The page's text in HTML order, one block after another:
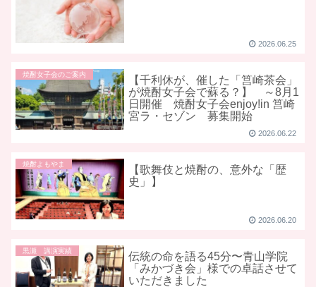
2026.06.25
焼酎女子会のご案内
【千利休が、催した「筥崎茶会」
が焼酎女子会で蘇る？】 ～8月1
日開催 焼酎女子会enjoy!in 筥崎
宮ラ・セゾン 募集開始
2026.06.22
焼酎よもやま
【歌舞伎と焼酎の、意外な「歴
史」】
2026.06.20
黒瀬 講演実績
伝統の命を語る45分〜青山学院
「みかづき会」様での卓話させて
いただきました